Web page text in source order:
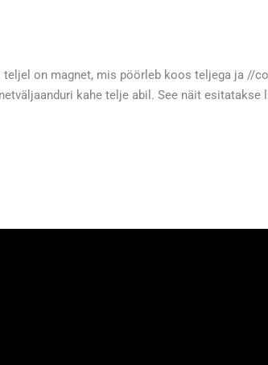
teljel on magnet, mis pöörleb koos teljega ja //
kahe telje abil. See näit